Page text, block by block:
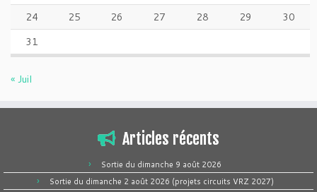
24
25 26 27 28 29
30
31
« Juil
Articles récents
Sortie du dimanche 9 août 2026
Sortie du dimanche 2 août 2026 (projets circuits VRZ 2027)